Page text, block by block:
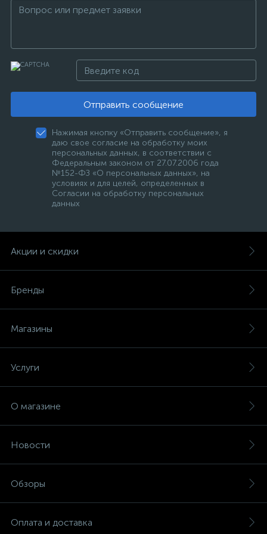
Отправить сообщение
Нажимая кнопку «Отправить сообщение», я
даю свое согласие на обработку моих
персональных данных, в соответствии с
Федеральным законом от 27.07.2006 года
№152-ФЗ «О персональных данных», на
условиях и для целей, определенных в
Согласии на обработку персональных
данных
Акции и скидки
Бренды
Магазины
Услуги
О магазине
Новости
Обзоры
Оплата и доставка